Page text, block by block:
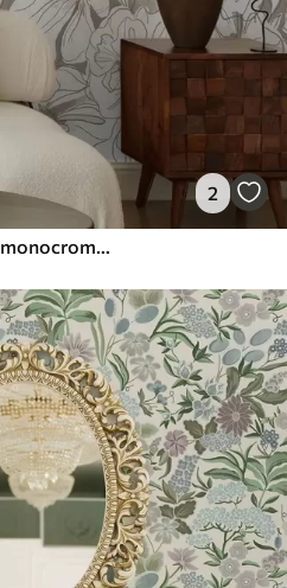
2
Flores lineales en una paleta monocromática de tonos beige y gris